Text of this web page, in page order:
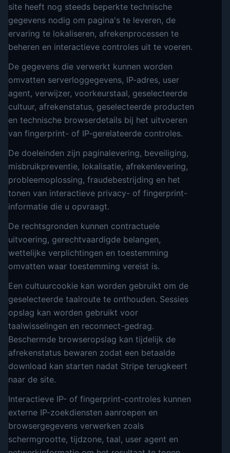
site heeft nog steeds beperkte technische
gegevens nodig om pagina's te leveren, de
ervaring te lokaliseren, afrekenprocessen te
beheren en interactieve controles uit te voeren.
De gegevens die verwerkt kunnen worden
omvatten serverloggegevens, IP-adres, user
agent, verwijzer, voorkeurstaal, geselecteerde
cultuur, afrekenstatus, geselecteerde producten
en technische browserdetails bij het uitvoeren
van fingerprint- of IP-gerelateerde controles.
De doeleinden zijn paginalevering, beveiliging,
misbruikpreventie, lokalisatie, afrekenlevering,
probleemoplossing, fraudebestrijding en het
tonen van interactieve privacy- of fingerprint-
informatie die u opvraagt.
De rechtsgronden kunnen contractuele
uitvoering, gerechtvaardigde belangen,
wettelijke verplichtingen en toestemming
omvatten waar toestemming vereist is.
Een cultuurcookie kan worden gebruikt om de
geselecteerde taalroute te onthouden. Sessies
opslag kan worden gebruikt voor
taalwisselingen en reconnect-gedrag.
Beschermde browseropslag kan tijdelijk de
afrekenstatus bewaren zodat een betaalde
download kan starten nadat Stripe terugkeert
naar de site.
Interactieve IP- of fingerprint-controles kunnen
externe IP-zoekdiensten aanroepen en
browsergegevens verwerken zoals
schermgrootte, tijdzone, taal, user agent en